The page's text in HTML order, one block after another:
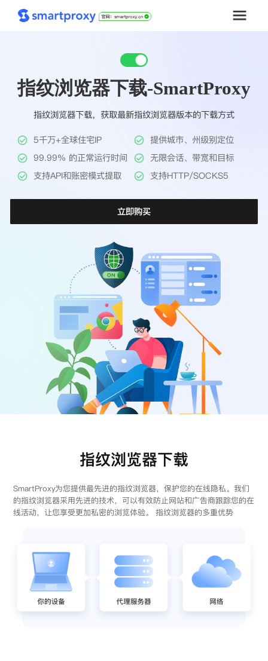
套餐购买
解决方案
工具
帮助中心
指纹浏览器下载-SmartProxy
指纹浏览器下载，获取最新指纹浏览器版本的下载方式
5千万+全球住宅IP
提供城市、州级别定位
99.99% 的正常运行时间
无限会话、带宽和目标
支持API和账密模式提取
支持HTTP/SOCKS5
立即购买
指纹浏览器下载
SmartProxy为您提供最先进的指纹浏览器，保护您的在线隐私。我们
的指纹浏览器采用先进的技术，可以有效防止网站和广告商跟踪您的在
线活动，让您享受更加私密的浏览体验。 指纹浏览器的多重优势